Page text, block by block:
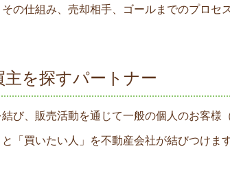
の仕組み、売却相手、ゴールまでのプロセ
を探すパートナー
び、販売活動を通じて一般の個人のお客
「買いたい人」を不動産会社が結びつけま